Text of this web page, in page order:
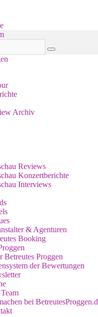
Archiv
Reviews
Konzertberichte
Interviews
& Agenturen
Booking
Betreutes Proggen
der Bewertungen
bei